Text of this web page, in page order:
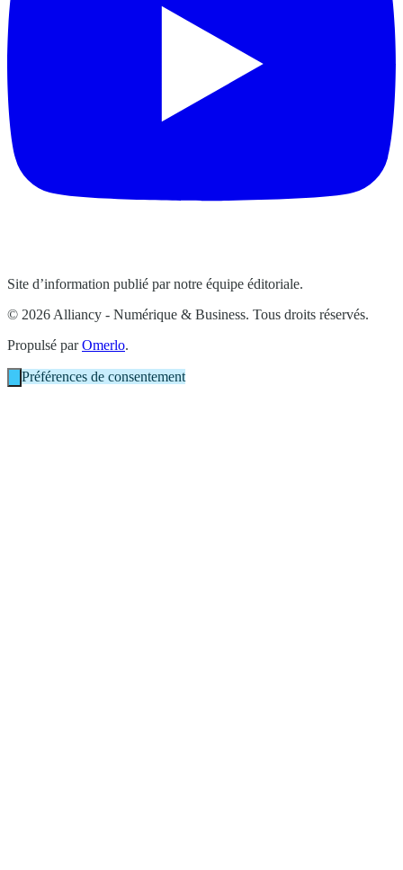
Site d’information publié par notre équipe éditoriale.
© 2026 Alliancy - Numérique & Business. Tous droits réservés.
Propulsé parOmerlo.
Préférences de consentement